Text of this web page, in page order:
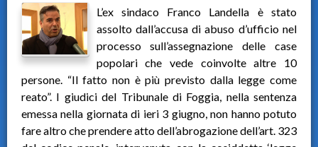
L’ex sindaco Franco Landella è stato
assolto dall’accusa di abuso d’ufficio nel
processo sull’assegnazione delle case
popolari che vede coinvolte altre 10
persone. “Il fatto non è più previsto dalla legge come
reato”. I giudici del Tribunale di Foggia, nella sentenza
emessa nella giornata di ieri 3 giugno, non hanno potuto
fare altro che prendere atto dell’abrogazione dell’art. 323